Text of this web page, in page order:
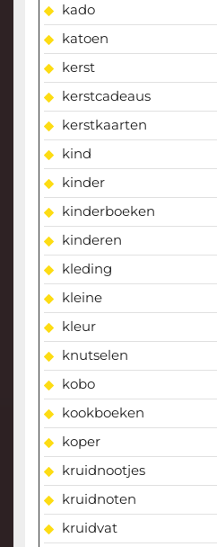
kado
katoen
kerst
kerstcadeaus
kerstkaarten
kind
kinder
kinderboeken
kinderen
kleding
kleine
kleur
knutselen
kobo
kookboeken
koper
kruidnootjes
kruidnoten
kruidvat